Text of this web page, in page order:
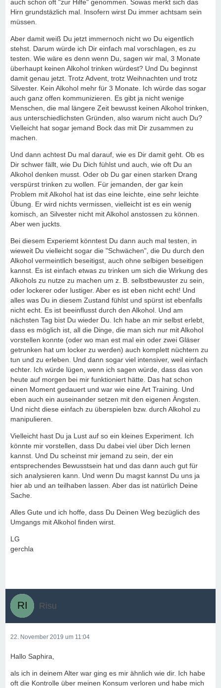
auch schon oft "zur Hilfe" genommen. Sowas merkt sich das
Hirn grundstäzlich mal. Insofern wirst Du immer achtsam sein
müssen.
Aber damit weiß Du jetzt immernoch nicht wo Du eigentlich
stehst. Darum würde ich Dir einfach mal vorschlagen, es zu
testen. Wie wäre es denn wenn Du, sagen wir mal, 3 Monate
überhaupt keinen Alkohol trinken würdest? Und Du beginnst
damit genau jetzt. Trotz Advent, trotz Weihnachten und trotz
Silvester. Kein Alkohol mehr für 3 Monate. Ich würde das sogar
auch ganz offen kommunizieren. Es gibt ja nicht wenige
Menschen, die mal längere Zeit bewusst keinen Alkohol trinken,
aus unterschiedlichsten Gründen, also warum nicht auch Du?
Vielleicht hat sogar jemand Bock das mit Dir zusammen zu
machen.
Und dann achtest Du mal darauf, wie es Dir damit geht. Ob es
Dir schwer fällt, wie Du Dich fühlst und auch, wie oft Du an
Alkohol denken musst. Oder ob Du gar einen starken Drang
verspürst trinken zu wollen. Für jemanden, der gar kein
Problem mit Alkohol hat ist das eine leichte, eine sehr leichte
Übung. Er wird nichts vermissen, vielleicht ist es ein wenig
komisch, an Silvester nicht mit Alkohol anstossen zu können.
Aber wen juckts.
Bei diesem Experiemt könntest Du dann auch mal testen, in
wieweit Du vielleicht sogar die "Schwächen", die Du durch den
Alkohol vermeintlich beseitigst, auch ohne selbigen beseitigen
kannst. Es ist einfach etwas zu trinken um sich die Wirkung des
Alkohols zu nutze zu machen um z. B. selbstbewuster zu sein,
oder lockerer oder lustiger. Aber es ist eben nicht echt! Und
alles was Du in diesem Zustand fühlst und spürst ist ebenfalls
nicht echt. Es ist beeinflusst durch den Alkohol. Und am
nächsten Tag bist Du wieder Du. Ich habe an mir selbst erlebt,
dass es möglich ist, all die Dinge, die man sich nur mit Alkohol
vorstellen konnte (oder wo man est mal ein oder zwei Gläser
getrunken hat um locker zu werden) auch komplett nüchtern zu
tun und zu erleben. Und dann sogar viel intensiver, weil einfach
echter. Ich würde lügen, wenn ich sagen würde, dass das von
heute auf morgen bei mir funktioniert hätte. Das hat schon
einen Moment gedauert und war wie eine Art Training. Und
eben auch ein auseinander setzen mit den eigenen Ängsten.
Und nicht diese einfach zu überspielen bzw. durch Alkohol zu
manipulieren.
Vielleicht hast Du ja Lust auf so ein kleines Experiment. Ich
könnte mir vorstellen, dass Du dabei viel über Dich lernen
kannst. Und Du scheinst mir jemand zu sein, der ein
entsprechendes Bewusstsein hat und das dann auch gut für
sich analysieren kann. Und wenn Du magst kannst Du uns ja
hier ab und an teilhaben lassen. Aber das ist natürlich Deine
Sache.
Alles Gute und ich hoffe, dass Du Deinen Weg bezüglich des
Umgangs mit Alkohol finden wirst.
LG
gerchla
Risu
22. November 2019 um 11:04
Hallo Saphira,
als ich in deinem Alter war ging es mir ähnlich wie dir. Ich habe
oft die Kontrolle über meinen Konsum verloren und habe mich